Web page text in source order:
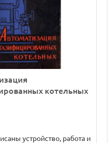
котельных
устройство, работа и